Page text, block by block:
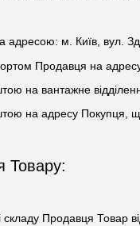
адресою: м. Київ, вул.
Продавця на
на вантажне
на адресу Покупця,
Товару:
Продавця Товар